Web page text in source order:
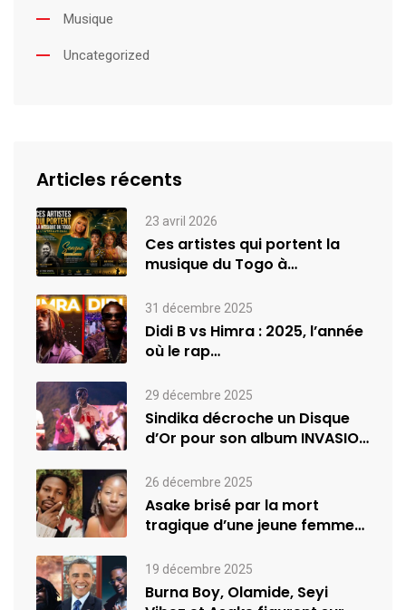
Musique
Uncategorized
Articles récents
23 avril 2026
Ces artistes qui portent la
musique du Togo à
31 décembre 2025
Didi B vs Himra : 2025, l’année
où le rap…
29 décembre 2025
Sindika décroche un Disque
d’Or pour son album INVASION
26 décembre 2025
Asake brisé par la mort
tragique d’une jeune femme
19 décembre 2025
Burna Boy, Olamide, Seyi